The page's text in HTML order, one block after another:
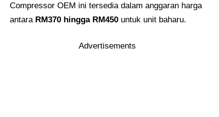
Compressor OEM ini tersedia dalam anggaran harga
antara RM370 hingga RM450 untuk unit baharu.
Advertisements